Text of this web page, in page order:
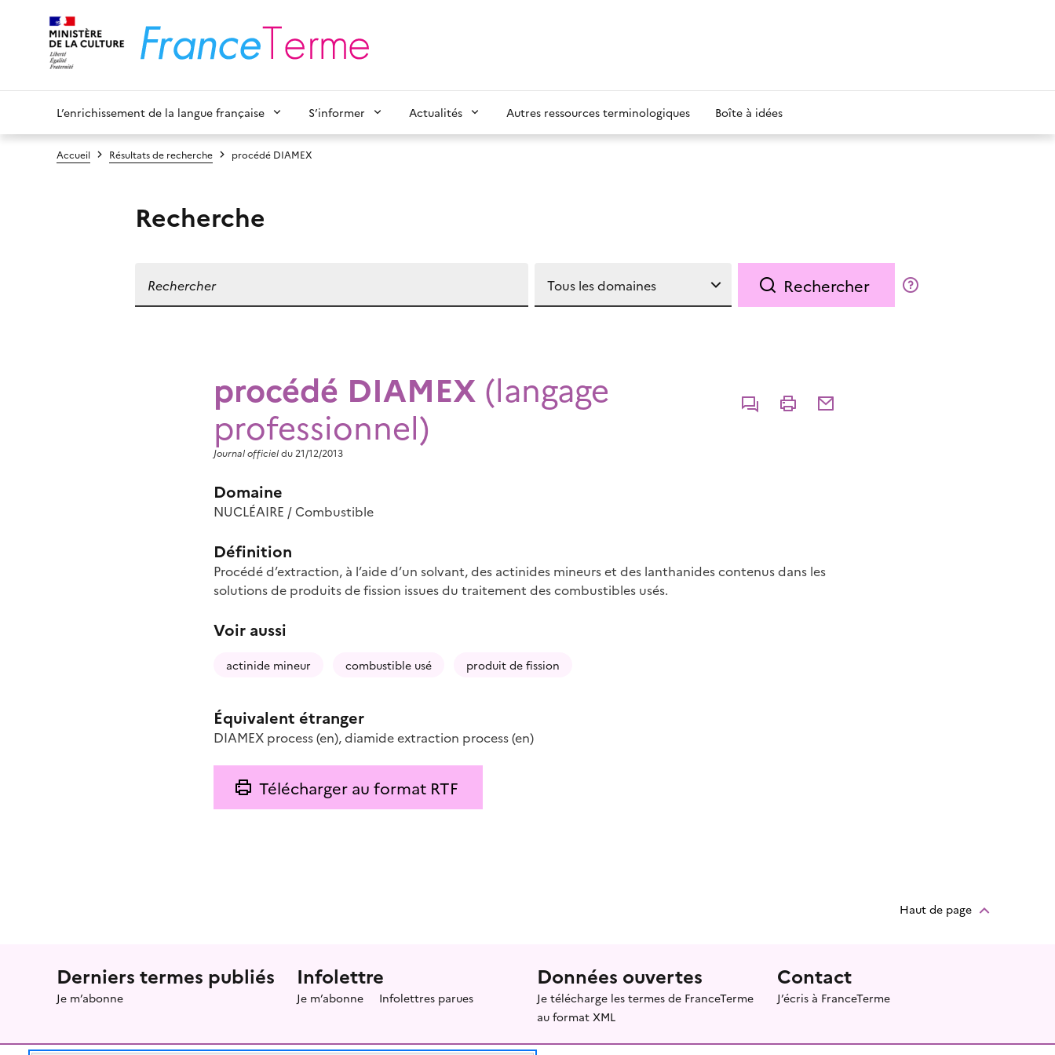
L’enrichissement de la langue française S’informer Actualités Autres ressources terminologiques Boîte à idées
Accueil Résultats de recherche procédé DIAMEX
Recherche
Rechercher
procédé DIAMEX (langage
professionnel)
CommenterImprimerPartager par courriel
Journal officieldu 21/12/2013
Domaine
NUCLÉAIRE / Combustible
Définition
Procédé d’extraction, à l’aide d’un solvant, des actinides mineurs et des lanthanides contenus dans les
solutions de produits de fission issues du traitement des combustibles usés.
Voir aussi
actinide mineur combustible usé produit de fission
Équivalent étranger
DIAMEX process(en),diamide extraction process(en)
Télécharger au format RTF
Haut de page
Menu prefooter
Derniers termes publiés
Je m’abonne
Infolettre
Je m’abonne Infolettres parues
Données ouvertes
Je télécharge les termes de FranceTerme
au format XML
Contact
J’écris à FranceTerme